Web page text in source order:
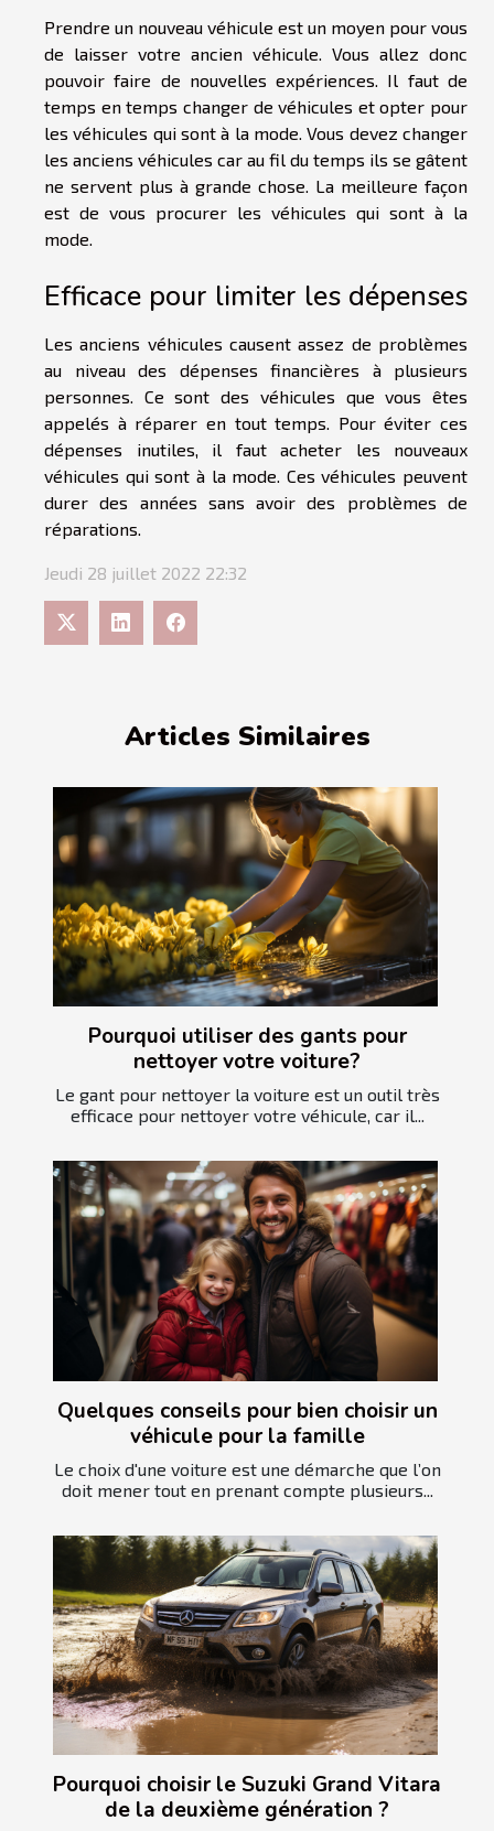
Articles Similaires
Pourquoi utiliser des gants pour
nettoyer votre voiture?
Le gant pour nettoyer la voiture est un outil très
efficace pour nettoyer votre véhicule, car il...
Quelques conseils pour bien choisir un
véhicule pour la famille
Le choix d'une voiture est une démarche que l’on
doit mener tout en prenant compte plusieurs...
Pourquoi choisir le Suzuki Grand Vitara
de la deuxième génération ?
Prendre un nouveau véhicule est un moyen pour vous
de laisser votre ancien véhicule. Vous allez donc
pouvoir faire de nouvelles expériences. Il faut de
temps en temps changer de véhicules et opter pour
les véhicules qui sont à la mode. Vous devez changer
les anciens véhicules car au fil du temps ils se gâtent
ne servent plus à grande chose. La meilleure façon
est de vous procurer les véhicules qui sont à la
mode.
Efficace pour limiter les dépenses
Les anciens véhicules causent assez de problèmes
au niveau des dépenses financières à plusieurs
personnes. Ce sont des véhicules que vous êtes
appelés à réparer en tout temps. Pour éviter ces
dépenses inutiles, il faut acheter les nouveaux
véhicules qui sont à la mode. Ces véhicules peuvent
durer des années sans avoir des problèmes de
réparations.
Jeudi 28 juillet 2022 22:32